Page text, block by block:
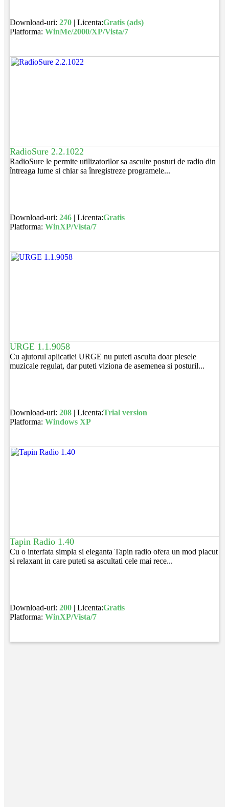
Download-uri: 270| Licenta:Gratis (ads)
Platforma: WinMe/2000/XP/Vista/7
RadioSure 2.2.1022
RadioSure le permite utilizatorilor sa asculte posturi de radio din
întreaga lume si chiar sa înregistreze programele...
Download-uri: 246| Licenta:Gratis
Platforma: WinXP/Vista/7
URGE 1.1.9058
Cu ajutorul aplicatiei URGE nu puteti asculta doar piesele
muzicale regulat, dar puteti viziona de asemenea si posturil...
Download-uri: 208| Licenta:Trial version
Platforma: Windows XP
Tapin Radio 1.40
Cu o interfata simpla si eleganta Tapin radio ofera un mod placut
si relaxant in care puteti sa ascultati cele mai rece...
Download-uri: 200| Licenta:Gratis
Platforma: WinXP/Vista/7